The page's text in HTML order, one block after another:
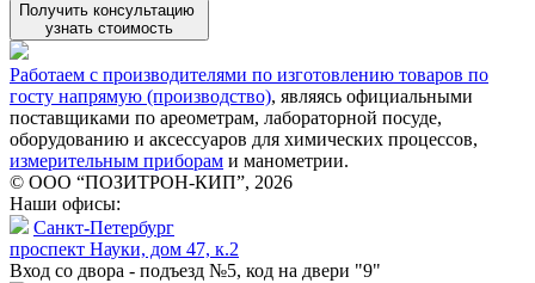
Получить консультацию
узнать стоимость
Работаем с производителями по изготовлению товаров по
госту напрямую (производство), являясь официальными
поставщиками по ареометрам, лабораторной посуде,
оборудованию и аксессуаров для химических процессов,
измерительным приборам и манометрии.
© ООО “ПОЗИТРОН-КИП”, 2026
Наши офисы:
Санкт-Петербург
проспект Науки, дом 47, к.2
Вход со двора - подъезд №5, код на двери "9"